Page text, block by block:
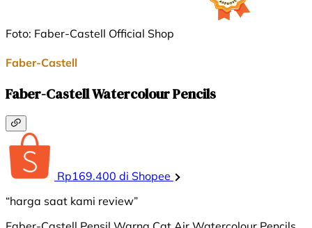
Foto: Faber-Castell Official Shop
Faber-Castell
Faber-Castell Watercolour Pencils
Rp169.400 di Shopee
“harga saat kami review”